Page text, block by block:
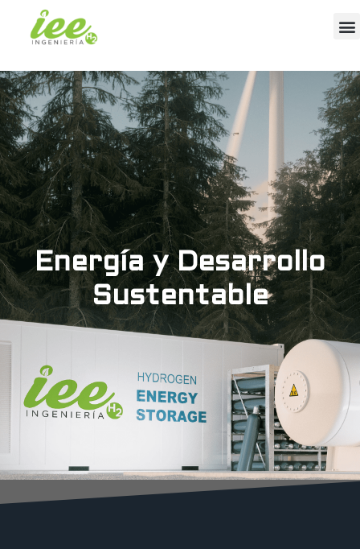
Energía y Desarrollo
Sustentable